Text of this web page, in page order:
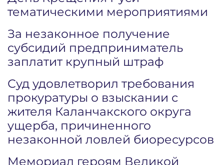
тематическими мероприятиями
За незаконное получение
субсидий предприниматель
заплатит крупный штраф
Суд удовлетворил требования
прокуратуры о взыскании с
жителя Каланчакского округа
ущерба, причиненного
незаконной ловлей биоресурсов
Мемориал героям Великой